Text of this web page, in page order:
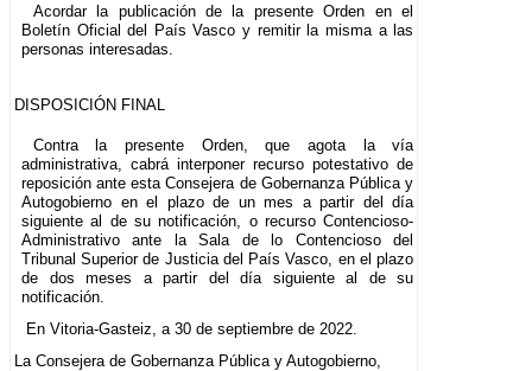
Acordar la publicación de la presente Orden en el
Boletín Oficial del País Vasco y remitir la misma a las
personas interesadas.
DISPOSICIÓN FINAL
Contra la presente Orden, que agota la vía
administrativa, cabrá interponer recurso potestativo de
reposición ante esta Consejera de Gobernanza Pública y
Autogobierno en el plazo de un mes a partir del día
siguiente al de su notificación, o recurso Contencioso-
Administrativo ante la Sala de lo Contencioso del
Tribunal Superior de Justicia del País Vasco, en el plazo
de dos meses a partir del día siguiente al de su
notificación.
En Vitoria-Gasteiz, a 30 de septiembre de 2022.
La Consejera de Gobernanza Pública y Autogobierno,